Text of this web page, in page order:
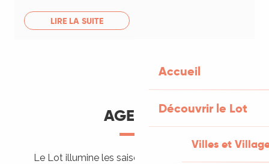
Accueil
Découvrir le Lot
Villes et
LIRE LA SUITE
AGENDA
Le Lot illumine les saisons de ses animations :